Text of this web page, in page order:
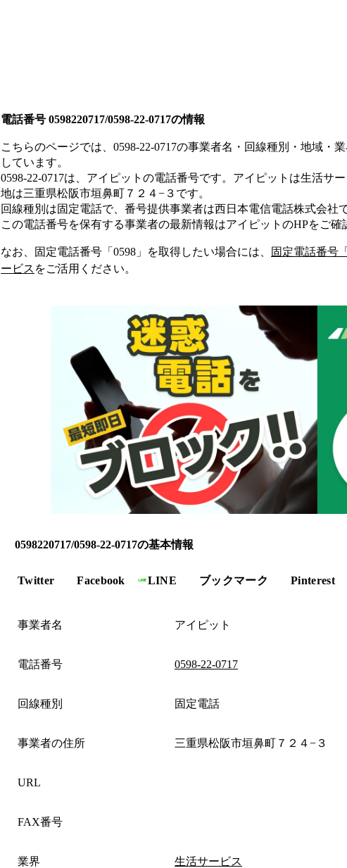
電話番号 0598220717/0598-22-0717の情報
こちらのページでは、 0598-22-0717の事業者名・回線種別・地域・
しています。
0598-22-0717は、 アイピット の電話番号です。 アイピットは生活サー
地は三重県松阪市垣鼻町７２４−３ です。
回線種別は固定電話で、番号提供事業者は西日本電信電話株式会社
この電話番号を保有する事業者の最新情報はアイピット のHPをご確
なお、固定電話番号「 0598 」を取得したい場合には、 固定電話番号「
ービス をご活用ください。
0598220717/0598-22-0717の基本情報
Twitter Facebook LINE ブックマーク Pinterest
事業者名 アイピット
電話番号 0598-22-0717
回線種別 固定電話
事業者の住所 三重県松阪市垣鼻町７２４−３
URL
FAX番号
業界 生活サービス